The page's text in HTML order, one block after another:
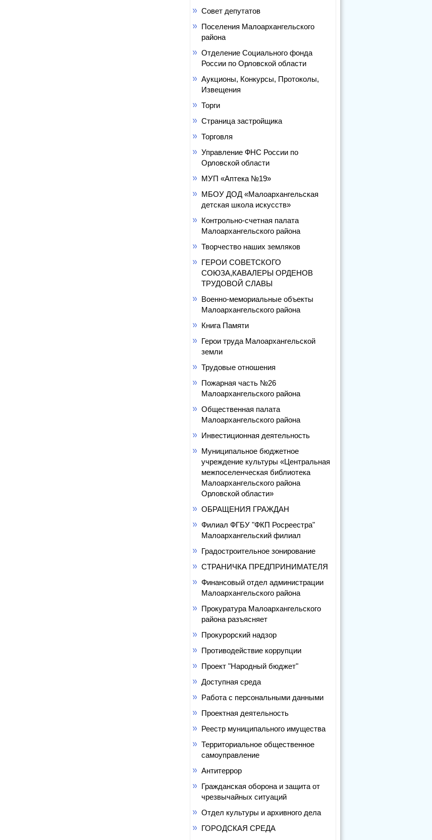
Совет депутатов
Поселения Малоархангельского
района
Отделение Социального фонда
России по Орловской области
Аукционы, Конкурсы, Протоколы,
Извещения
Торги
Страница застройщика
Торговля
Управление ФНС России по
Орловской области
МУП «Аптека №19»
МБОУ ДОД «Малоархангельская
детская школа искусств»
Контрольно-счетная палата
Малоархангельского района
Творчество наших земляков
ГЕРОИ СОВЕТСКОГО
СОЮЗА,КАВАЛЕРЫ ОРДЕНОВ
ТРУДОВОЙ СЛАВЫ
Военно-мемориальные объекты
Малоархангельского района
Книга Памяти
Герои труда Малоархангельской
земли
Трудовые отношения
Пожарная часть №26
Малоархангельского района
Общественная палата
Малоархангельского района
Инвестиционная деятельность
Муниципальное бюджетное
учреждение культуры «Центральная
межпоселенческая библиотека
Малоархангельского района
Орловской области»
ОБРАЩЕНИЯ ГРАЖДАН
Филиал ФГБУ "ФКП Росреестра"
Малоархангельский филиал
Градостроительное зонирование
СТРАНИЧКА ПРЕДПРИНИМАТЕЛЯ
Финансовый отдел администрации
Малоархангельского района
Прокуратура Малоархангельского
района разъясняет
Прокурорский надзор
Противодействие коррупции
Проект "Народный бюджет"
Доступная среда
Работа с персональными данными
Проектная деятельность
Реестр муниципального имущества
Территориальное общественное
самоуправление
Антитеррор
Гражданская оборона и защита от
чрезвычайных ситуаций
Отдел культуры и архивного дела
ГОРОДСКАЯ СРЕДА